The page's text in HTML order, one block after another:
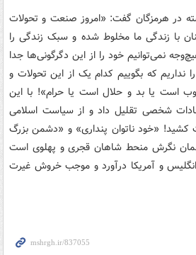
در هرمزگان گفت: «امروز صنعت و تحولات
با زندگی ما مخلوط شده و سبک زندگی را
نمی‌توانیم خود را از این دگرگونی‌ها جدا
را نداریم که بگوییم کدام یک از این تحولات و
است یا بد و حلال است یا حرام»! با این
شخصی تقلیل داد و از سیاست اسلامی
کشید! «خود ناتوان پنداری» و «دشمن بزرگ
نگرش منحط شاهان قجری و پهلوی است
انگلیس و آمریکا درآورد و موجب خروش غیرت